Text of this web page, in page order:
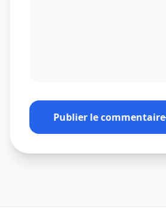
Publier le commentaire